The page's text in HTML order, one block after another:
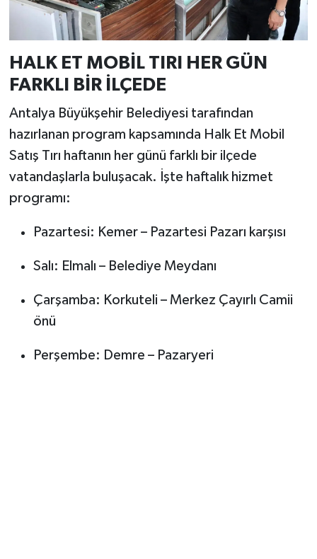
HALK ET MOBİL TIRI HER GÜN
FARKLI BİR İLÇEDE
Antalya Büyükşehir Belediyesi tarafından
hazırlanan program kapsamında Halk Et Mobil
Satış Tırı haftanın her günü farklı bir ilçede
vatandaşlarla buluşacak. İşte haftalık hizmet
programı:
Pazartesi: Kemer – Pazartesi Pazarı karşısı
Salı: Elmalı – Belediye Meydanı
Çarşamba: Korkuteli – Merkez Çayırlı Camii
önü
Perşembe: Demre – Pazaryeri